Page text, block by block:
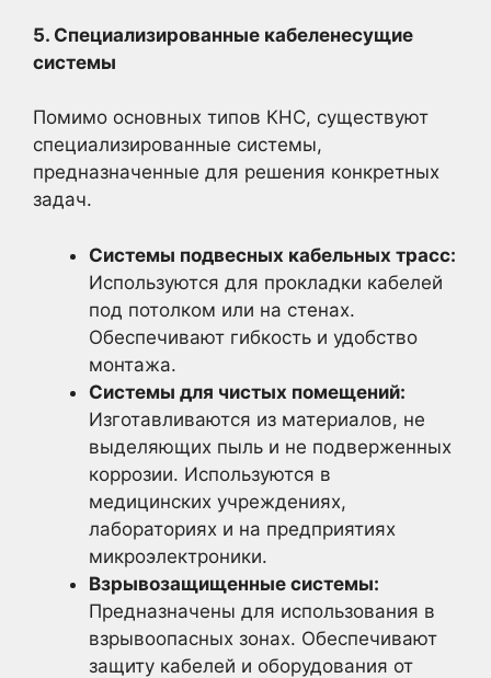
5. Специализированные кабеленесущие
системы
Помимо основных типов КНС, существуют
специализированные системы,
предназначенные для решения конкретных
задач.
Системы подвесных кабельных трасс:
Используются для прокладки кабелей
под потолком или на стенах.
Обеспечивают гибкость и удобство
монтажа.
Системы для чистых помещений:
Изготавливаются из материалов, не
выделяющих пыль и не подверженных
коррозии. Используются в
медицинских учреждениях,
лабораториях и на предприятиях
микроэлектроники.
Взрывозащищенные системы:
Предназначены для использования в
взрывоопасных зонах. Обеспечивают
защиту кабелей и оборудования от